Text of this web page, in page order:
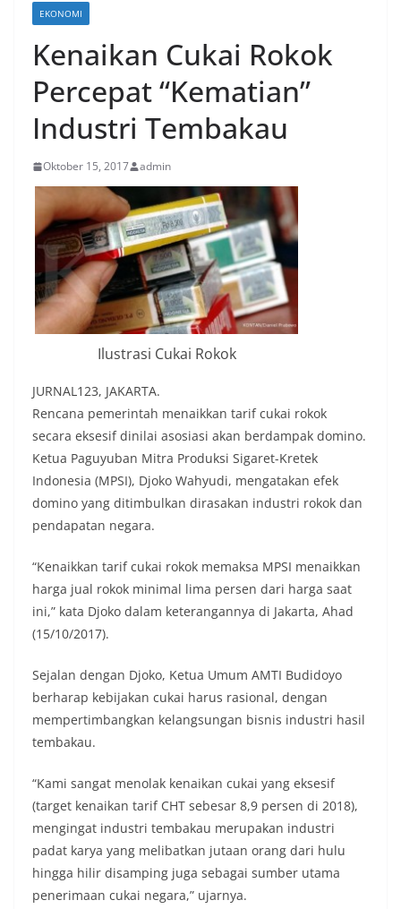
EKONOMI
Kenaikan Cukai Rokok
Percepat “Kematian”
Industri Tembakau
Oktober 15, 2017 admin
Ilustrasi Cukai Rokok
JURNAL123, JAKARTA.
Rencana pemerintah menaikkan tarif cukai rokok
secara eksesif dinilai asosiasi akan berdampak domino.
Ketua Paguyuban Mitra Produksi Sigaret-Kretek
Indonesia (MPSI), Djoko Wahyudi, mengatakan efek
domino yang ditimbulkan dirasakan industri rokok dan
pendapatan negara.
“Kenaikkan tarif cukai rokok memaksa MPSI menaikkan
harga jual rokok minimal lima persen dari harga saat
ini,” kata Djoko dalam keterangannya di Jakarta, Ahad
(15/10/2017).
Sejalan dengan Djoko, Ketua Umum AMTI Budidoyo
berharap kebijakan cukai harus rasional, dengan
mempertimbangkan kelangsungan bisnis industri hasil
tembakau.
“Kami sangat menolak kenaikan cukai yang eksesif
(target kenaikan tarif CHT sebesar 8,9 persen di 2018),
mengingat industri tembakau merupakan industri
padat karya yang melibatkan jutaan orang dari hulu
hingga hilir disamping juga sebagai sumber utama
penerimaan cukai negara,” ujarnya.